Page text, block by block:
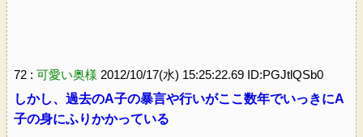
72 : 可愛い奥様 2012/10/17(水) 15:25:22.69 ID:PGJtlQSb0
しかし、過去のA子の暴言や行いがここ数年でいっきにA
子の身にふりかかっている